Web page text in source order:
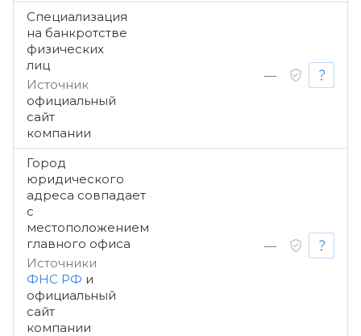
Специализация
на банкротстве
физических
лиц
Источник
официальный
сайт
компании
—
Город
юридического
адреса совпадает
с
местоположением
главного офиса
Источники
ФНС РФ и
официальный
сайт
компании
—